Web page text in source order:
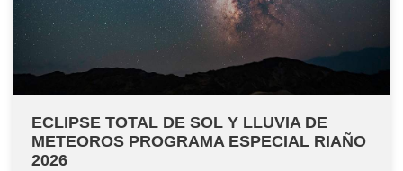
ECLIPSE TOTAL DE SOL Y LLUVIA DE
METEOROS PROGRAMA ESPECIAL RIAÑO
2026